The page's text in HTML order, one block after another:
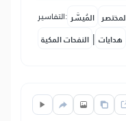
التفاسير: المُيسَّر
النفحات المكية | هدايات